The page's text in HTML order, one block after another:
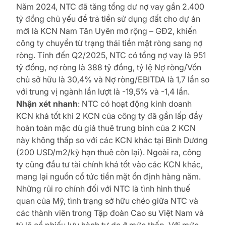
Năm 2024, NTC đã tăng tổng dư nợ vay gần 2.400
tỷ đồng chủ yếu để trả tiền sử dụng đất cho dự án
mới là KCN Nam Tân Uyên mở rộng – GĐ2, khiến
công ty chuyển từ trạng thái tiền mặt ròng sang nợ
ròng. Tính đến Q2/2025, NTC có tổng nợ vay là 951
tỷ đồng, nợ ròng là 388 tỷ đồng, tỷ lệ Nợ ròng/Vốn
chủ sở hữu là 30,4% và Nợ ròng/EBITDA là 1,7 lần so
với trung vị ngành lần lượt là -19,5% và -1,4 lần.
Nhận xét nhanh: NTC có hoạt động kinh doanh
KCN khá tốt khi 2 KCN của công ty đã gần lấp đầy
hoàn toàn mặc dù giá thuê trung bình của 2 KCN
này không thấp so với các KCN khác tại Bình Dương
(200 USD/m2/kỳ hạn thuê còn lại). Ngoài ra, công
ty cũng đầu tư tài chính khá tốt vào các KCN khác,
mang lại nguồn cổ tức tiền mặt ổn định hàng năm.
Những rủi ro chính đối với NTC là tình hình thuế
quan của Mỹ, tình trạng sở hữu chéo giữa NTC và
các thành viên trong Tập đoàn Cao su Việt Nam và